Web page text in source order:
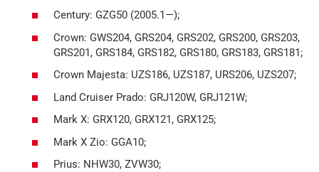
Century: GZG50 (2005.1—);
Crown: GWS204, GRS204, GRS202, GRS200, GRS203,
GRS201, GRS184, GRS182, GRS180, GRS183, GRS181;
Crown Majesta: UZS186, UZS187, URS206, UZS207;
Land Cruiser Prado: GRJ120W, GRJ121W;
Mark X: GRX120, GRX121, GRX125;
Mark X Zio: GGA10;
Prius: NHW30, ZVW30;